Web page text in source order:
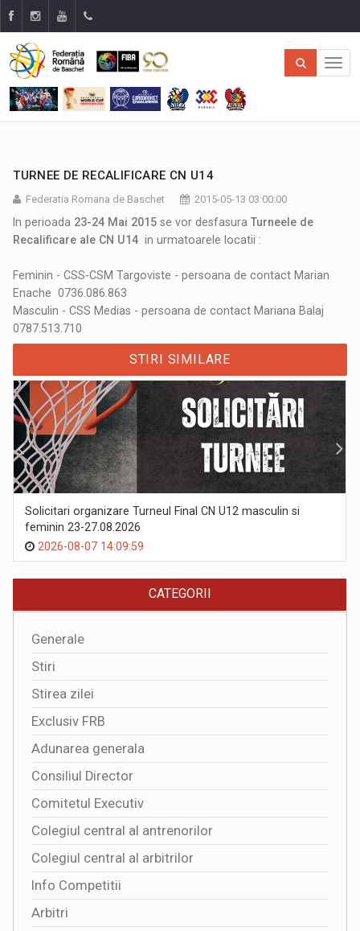
TURNEE DE RECALIFICARE CN U14
Federatia Romana de Baschet 2015-05-13 03:00:00
In perioada 23-24 Mai 2015 se vor desfasura Turneele de
Recalificare ale CN U14 in urmatoarele locatii :
Feminin - CSS-CSM Targoviste - persoana de contact Marian
Enache 0736.086.863
Masculin - CSS Medias - persoana de contact Mariana Balaj
0787.513.710
STIRI SIMILARE
Solicitari organizare Turneul Final CN U12 masculin si
feminin 23-27.08.2026
2026-08-07 14:09:59
CATEGORII
Generale
Stiri
Stirea zilei
Exclusiv FRB
Adunarea generala
Consiliul Director
Comitetul Executiv
Colegiul central al antrenorilor
Colegiul central al arbitrilor
Info Competitii
Arbitri